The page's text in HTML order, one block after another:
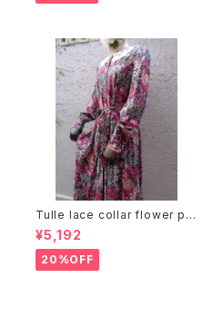
Tulle lace collar flower pat
tern dress チュールレースカラ
ー 花柄 ワンピース
¥5,192
20%OFF